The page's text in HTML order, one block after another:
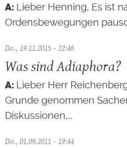
Lieber Henning, Es ist
Ordensbewegungen
Do., 19.11.2015 - 22:46
Was sind Adiaphora?
Lieber Herr
Grunde genommen
Diskussionen,…
Do., 01.09.2011 - 19:44